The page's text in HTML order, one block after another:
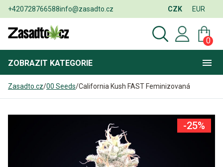
+420728766588info@zasadto.cz CZK EUR
0
ZOBRAZIT KATEGORIE
Zasadto.cz/00 Seeds/California Kush FAST Feminizovaná
-25%